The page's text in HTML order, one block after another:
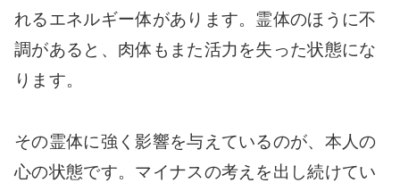
れるエネルギー体があります。霊体のほうに不
調があると、肉体もまた活力を失った状態にな
ります。
その霊体に強く影響を与えているのが、本人の
心の状態です。マイナスの考えを出し続けてい